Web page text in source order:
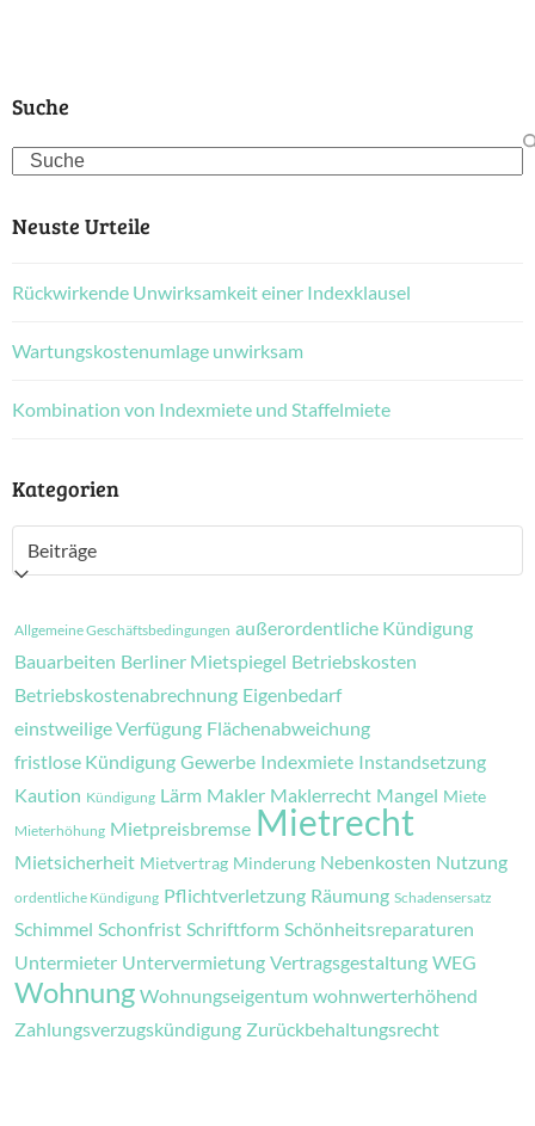
Suche
Search
Neuste Urteile
Rückwirkende Unwirksamkeit einer Indexklausel
Wartungskostenumlage unwirksam
Kombination von Indexmiete und Staffelmiete
Kategorien
Kategorien
Allgemeine Geschäftsbedingungen außerordentliche Kündigung
Bauarbeiten Berliner Mietspiegel Betriebskosten
Betriebskostenabrechnung Eigenbedarf
einstweilige Verfügung Flächenabweichung
fristlose Kündigung Gewerbe Indexmiete Instandsetzung
Kaution Kündigung Lärm Makler Maklerrecht Mangel Miete
Mieterhöhung Mietpreisbremse Mietrecht
Mietsicherheit Mietvertrag Minderung Nebenkosten Nutzung
ordentliche Kündigung Pflichtverletzung Räumung Schadensersatz
Schimmel Schonfrist Schriftform Schönheitsreparaturen
Untermieter Untervermietung Vertragsgestaltung WEG
Wohnung Wohnungseigentum wohnwerterhöhend
Zahlungsverzugskündigung Zurückbehaltungsrecht